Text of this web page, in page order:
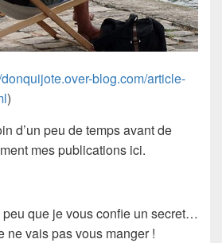
blog.com/article-
)
d’un peu de temps avant de
mes publications ici.
que je vous confie un secret…
ne vais pas vous manger !